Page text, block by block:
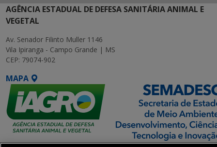
AGÊNCIA ESTADUAL DE DEFESA SANITÁRIA ANIMAL E
VEGETAL
Av. Senador Filinto Muller 1146
Vila Ipiranga - Campo Grande | MS
CEP: 79074-902
MAPA